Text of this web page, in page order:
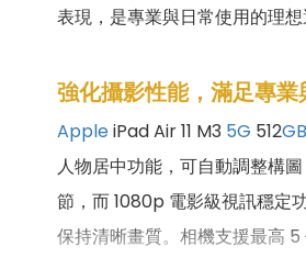
表現，是專業與日常使用的理想
強化攝影性能，滿足專
AppleiPad Air 11 M3 5G 512GB
人物居中功能，可自動調整構
節，而 1080p 電影級視訊穩定
保持清晰畫質。相機支援最高 5